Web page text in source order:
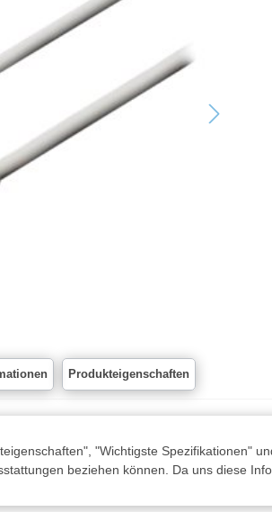
Produkteigenschaften
"Wichtigste Spezifikationen"
beziehen können. Da uns diese